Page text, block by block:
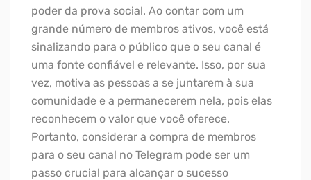
poder da prova social. Ao contar com um
grande número de membros ativos, você está
sinalizando para o público que o seu canal é
uma fonte confiável e relevante. Isso, por sua
vez, motiva as pessoas a se juntarem à sua
comunidade e a permanecerem nela, pois elas
reconhecem o valor que você oferece.
Portanto, considerar a compra de membros
para o seu canal no Telegram pode ser um
passo crucial para alcançar o sucesso